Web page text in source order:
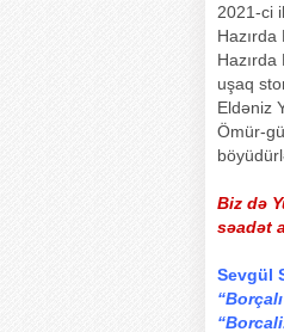
2021-ci
uşaq
Eldəniz
Ömür-
Biz də
səadət
Sevgül